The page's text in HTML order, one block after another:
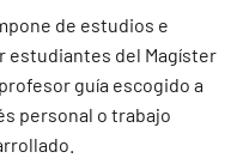
de estudios e
estudiantes del Magíster
guía escogido a
personal o trabajo